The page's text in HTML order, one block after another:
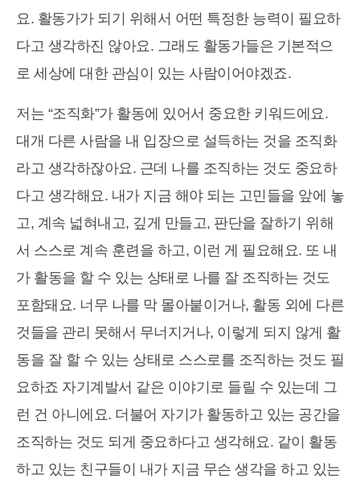
요. 활동가가 되기 위해서 어떤 특정한 능력이 필요하
다고 생각하진 않아요. 그래도 활동가들은 기본적으
로 세상에 대한 관심이 있는 사람이어야겠죠.
저는 “조직화”가 활동에 있어서 중요한 키워드에요.
대개 다른 사람을 내 입장으로 설득하는 것을 조직화
라고 생각하잖아요. 근데 나를 조직하는 것도 중요하
다고 생각해요. 내가 지금 해야 되는 고민들을 앞에 놓
고, 계속 넓혀내고, 깊게 만들고, 판단을 잘하기 위해
서 스스로 계속 훈련을 하고, 이런 게 필요해요. 또 내
가 활동을 할 수 있는 상태로 나를 잘 조직하는 것도
포함돼요. 너무 나를 막 몰아붙이거나, 활동 외에 다른
것들을 관리 못해서 무너지거나, 이렇게 되지 않게 활
동을 잘 할 수 있는 상태로 스스로를 조직하는 것도 필
요하죠 자기계발서 같은 이야기로 들릴 수 있는데 그
런 건 아니에요. 더불어 자기가 활동하고 있는 공간을
조직하는 것도 되게 중요하다고 생각해요. 같이 활동
하고 있는 친구들이 내가 지금 무슨 생각을 하고 있는